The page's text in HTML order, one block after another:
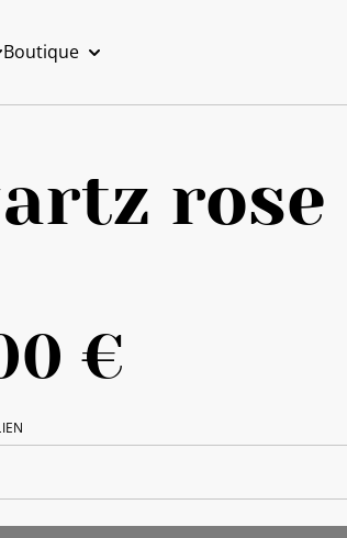
Boutique
rose
€